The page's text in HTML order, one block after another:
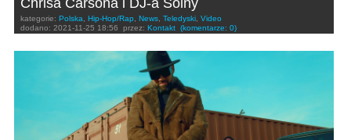
kategorie: Polska Hip-Hop/Rap News Teledyski Video
dodano: 2021-11-25 18:56 przez: Kontakt (komentarze: 0)